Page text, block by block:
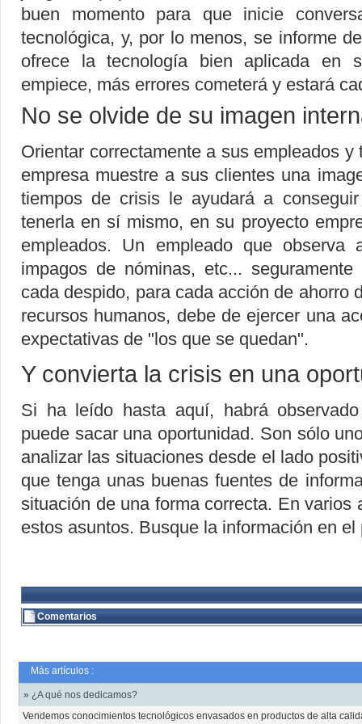
buen momento para que inicie
tecnológica, y, por lo menos, se informe
ofrece la tecnología bien aplicada en
empiece, más errores cometerá y estará
No se olvide de su imagen
Orientar correctamente a sus empleados
empresa muestre a sus clientes una
tiempos de crisis le ayudará a
tenerla en sí mismo, en su proyecto
empleados. Un empleado que
impagos de nóminas, etc...
cada despido, para cada acción de ahorro
recursos humanos, debe de ejercer una
expectativas de "los que se quedan".
Y convierta la crisis en una
Si ha leído hasta aquí, habrá
puede sacar una oportunidad. Son sólo
analizar las situaciones desde el lado
que tenga unas buenas fuentes de
situación de una forma correcta. En varios
estos asuntos. Busque la información en
Comentarios
Más artículos :
» ¿A qué nos dedicamos?
Vendemos conocimientos tecnológicos envasados en productos de alta